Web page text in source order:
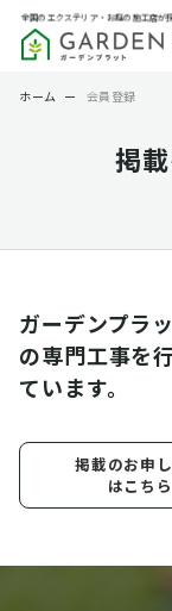
全国のエクステリア・お庭の施工店が
掲
ホーム ー 会員登録
ガーデンプラ
の専門工事を
ています。
掲載のお申
はこちら